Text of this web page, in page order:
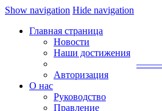
Show navigation Hide navigation
Главная страница
Новости
Наши достижения
Авторизация
О нас
Руководство
Правление